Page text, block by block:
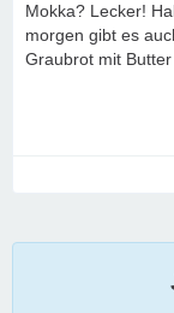
Mokka? Lecker!
morgen gibt es
Graubrot mit